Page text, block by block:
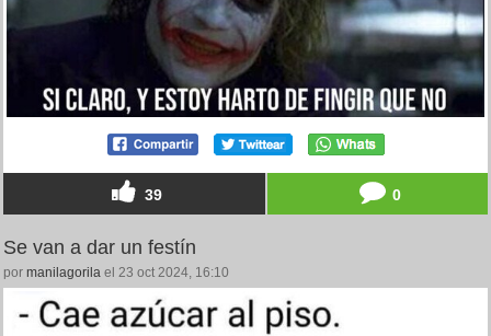
39 0
Se van a dar un festín
por manilagorila el 23 oct 2024, 16:10